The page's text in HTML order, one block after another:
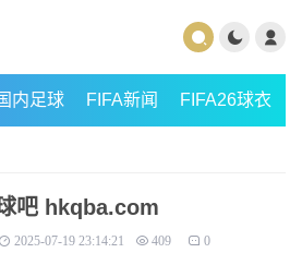
内足球 FIFA新闻 FIFA26球衣
吧 hkqba.com
2025-07-19 23:14:21 409 0